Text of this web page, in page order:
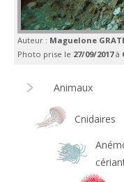
Auteur : Maguelone
Photo prise le 27/09/2017à
Animaux
Cnidaires